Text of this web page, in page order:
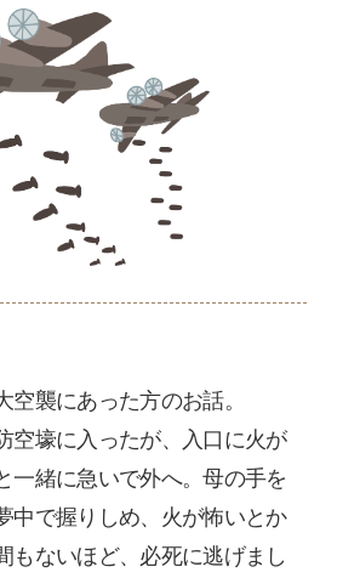
襲にあった方のお話。
空壕に入ったが、入口に火が
一緒に急いで外へ。母の手を
中で握りしめ、火が怖いとか
もないほど、必死に逃げまし